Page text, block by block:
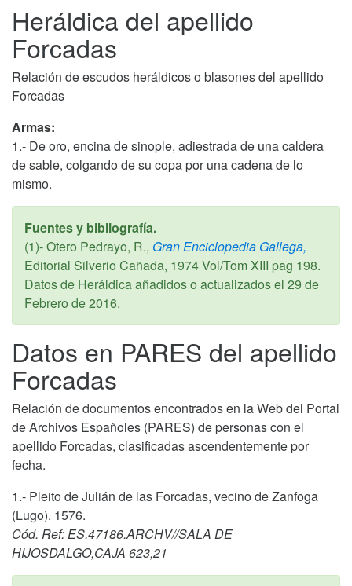
Heráldica del apellido
Forcadas
Relación de escudos heráldicos o blasones del apellido
Forcadas
Armas:
1.- De oro, encina de sinople, adiestrada de una caldera
de sable, colgando de su copa por una cadena de lo
mismo.
Fuentes y bibliografía.
(1)- Otero Pedrayo, R., Gran Enciclopedia Gallega,
Editorial Silverio Cañada, 1974Vol/Tom XIII pag 198.
Datos de Heráldica añadidos o actualizados el 29 de
Febrero de 2016.
Datos en PARES del apellido
Forcadas
Relación de documentos encontrados en la Web del Portal
de Archivos Españoles (PARES) de personas con el
apellido Forcadas, clasificadas ascendentemente por
fecha.
1.- Pleito de Julián de las Forcadas, vecino de Zanfoga
(Lugo). 1576.
Cód. Ref: ES.47186.ARCHV//SALA DE
HIJOSDALGO,CAJA 623,21